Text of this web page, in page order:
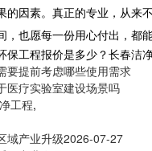
的因素。真正的专业，从来
也愿每一份用心付出，都
保工程报价是多少？长春
要提前考虑哪些使用需求
医疗实验室建设场景吗
工程,
域产业升级2026-07-27